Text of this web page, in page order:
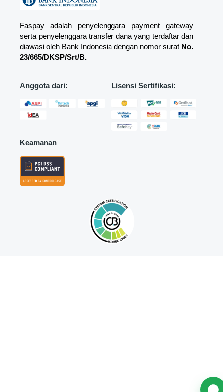
Faspay adalah penyelenggara payment gateway
serta penyelenggara transfer dana yang terdaftar dan
diawasi oleh Bank Indonesia dengan nomor surat No.
23/665/DKSP/Srt/B.
Anggota dari: Lisensi Sertifikasi:
Keamanan